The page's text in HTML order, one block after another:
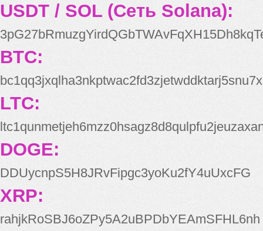
USDT / SOL (Сеть Solana):
BTC:
bc1qq3jxqlha3nkptwac2fd3zjetwddktarj5snu7x
LTC:
DOGE:
DDUycnpS5H8JRvFipgc3yoKu2fY4uUxcFG
XRP:
rahjkRoSBJ6oZPy5A2uBPDbYEAmSFHL6nh